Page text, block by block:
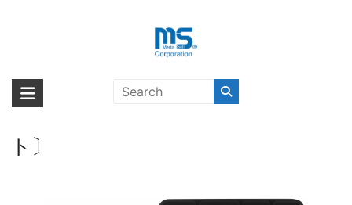
海外輸入ブランド商品｜株式会社
海外事業部が取り揃えている海外輸入商品には、日本では珍しい「海外ブ
ランド」をはじめ「ユニークな商品」「機能的な商品」「コストパフォー
iPad（第9世代・第8世代・第7世
ト〕